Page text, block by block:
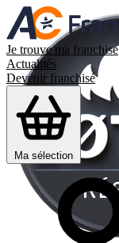
Je trouve ma franchise
Actualités
Devenir franchisé
Ma sélection